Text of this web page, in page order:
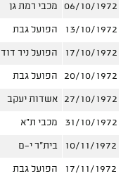
06/10/1972 מכבי רמת גן
13/10/1972 הפועל גבת
17/10/1972 הפועל ניר דוד
20/10/1972 הפועל גבת
27/10/1972 אשדות יעקב
31/10/1972 מכבי ת"א
10/11/1972 בית"ר י-ם
17/11/1972 הפועל גבת